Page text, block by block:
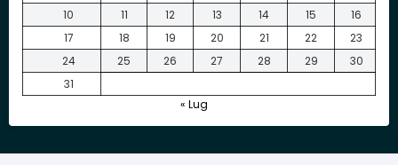
10
11 12 13 14 15
16
17
18 19 20 21 22
23
24
25 26 27 28 29
30
31
« Lug